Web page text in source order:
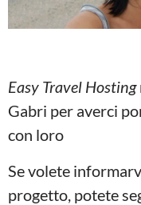
Easy Travel Hosting
Gabri per averci
con loro
Se volete
progetto, potete